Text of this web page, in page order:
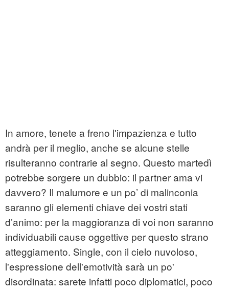
In amore, tenete a freno l'impazienza e tutto
andrà per il meglio, anche se alcune stelle
risulteranno contrarie al segno. Questo martedì
potrebbe sorgere un dubbio: il partner ama vi
davvero? Il malumore e un po’ di malinconia
saranno gli elementi chiave dei vostri stati
d’animo: per la maggioranza di voi non saranno
individuabili cause oggettive per questo strano
atteggiamento. Single, con il cielo nuvoloso,
l'espressione dell'emotività sarà un po'
disordinata: sarete infatti poco diplomatici, poco